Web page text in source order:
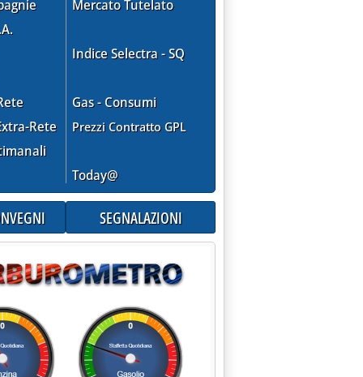
al sistema distributivo
alle 15.22.
Rete
Mercato Tutelato
Indice Selectra - SQ
Gas - Consumi
Prezzi Contratto GPL
Today@
SEGNALAZIONI